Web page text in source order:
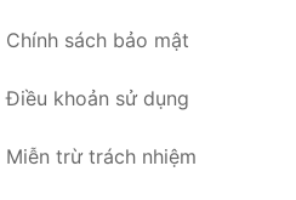
Chính sách bảo mật
Điều khoản sử dụng
Miễn trừ trách nhiệm